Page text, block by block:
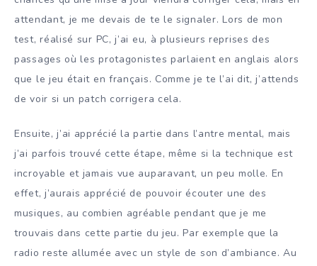
attendant, je me devais de te le signaler. Lors de mon
test, réalisé sur PC, j’ai eu, à plusieurs reprises des
passages où les protagonistes parlaient en anglais alors
que le jeu était en français. Comme je te l’ai dit, j’attends
de voir si un patch corrigera cela.
Ensuite, j’ai apprécié la partie dans l’antre mental, mais
j’ai parfois trouvé cette étape, même si la technique est
incroyable et jamais vue auparavant, un peu molle. En
effet, j’aurais apprécié de pouvoir écouter une des
musiques, au combien agréable pendant que je me
trouvais dans cette partie du jeu. Par exemple que la
radio reste allumée avec un style de son d’ambiance. Au